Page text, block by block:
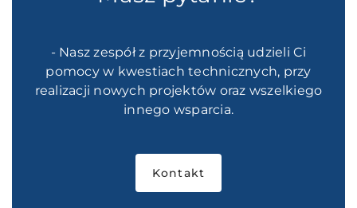
- Nasz zespół z przyjemnością udzieli Ci
pomocy w kwestiach technicznych, przy
realizacji nowych projektów oraz wszelkiego
innego wsparcia.
Kontakt